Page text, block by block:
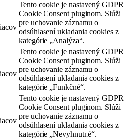
Tento cookie je nastavený GDPR
Cookie Consent pluginom. Slúži
pre uchovanie záznamu o
odsúhlasení ukladania cookies z
kategórie „Analýza“.
Tento cookie je nastavený GDPR
Cookie Consent pluginom. Slúži
pre uchovanie záznamu o
odsúhlasení ukladania cookies z
kategórie „Funkčné“.
Tento cookie je nastavený GDPR
Cookie Consent pluginom. Slúži
pre uchovanie záznamu o
odsúhlasení ukladania cookies z
kategórie „Nevyhnutné“.